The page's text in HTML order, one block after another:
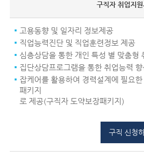
구직자 취업지
고용동향 및 일자리 정보제공
직업능력진단 및 직업훈련정보 제공
심층상담을 통한 개인 특성 별 맞춤형
집단상담프로그램을 통한 취업능력
잡케어를 활용하여 경력설계에 필요
패키지
로 제공(구직자 도약보장패키지)
구직 신청하